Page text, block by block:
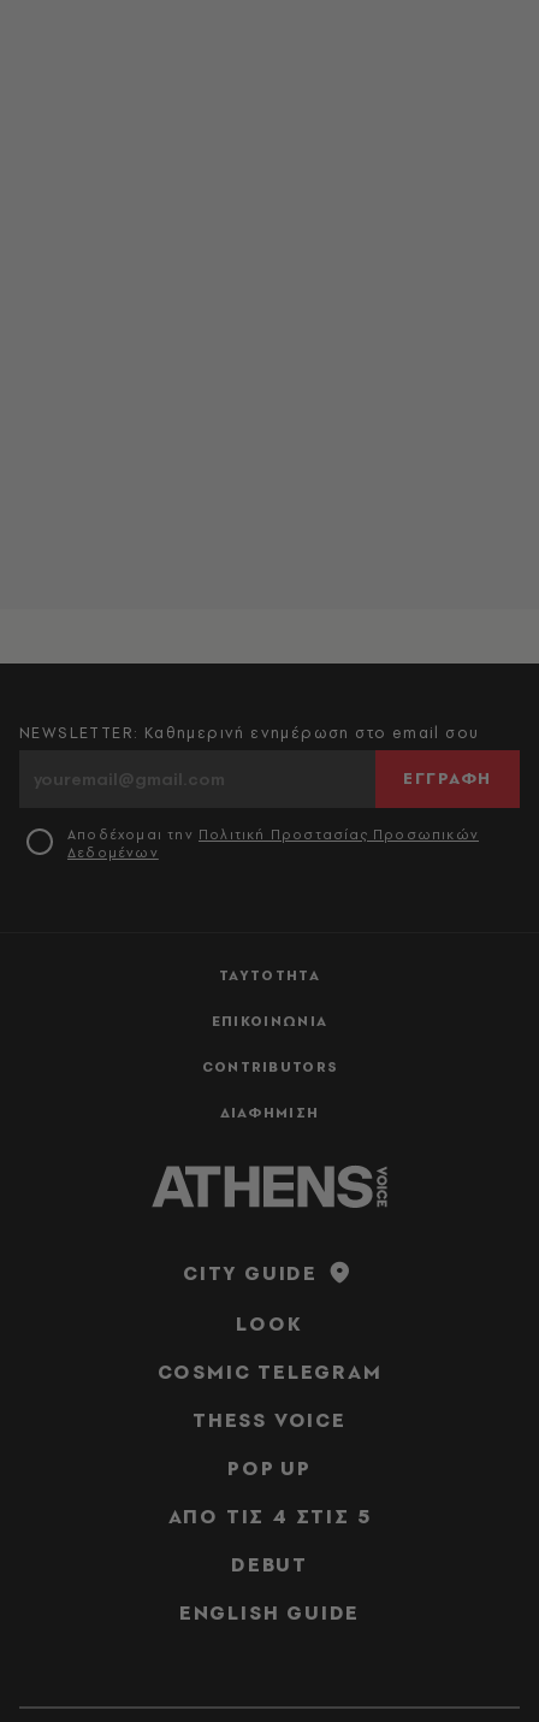
ΤΑΥΤΟΤΗΤΑ
ΕΠΙΚΟΙΝΩΝΙΑ
CONTRIBUTORS
ΔΙΑΦΗΜΙΣΗ
NEWSLETTER: Καθημερινή ενημέρωση στο email σου
ΕΓΓΡΑΦΗ
Αποδέχομαι την Πολιτική Προστασίας Προσωπικών
Δεδομένων
CITY GUIDE
LOOK
COSMIC TELEGRAM
THESS VOICE
POP UP
ΑΠΟ ΤΙΣ 4 ΣΤΙΣ 5
DEBUT
ENGLISH GUIDE